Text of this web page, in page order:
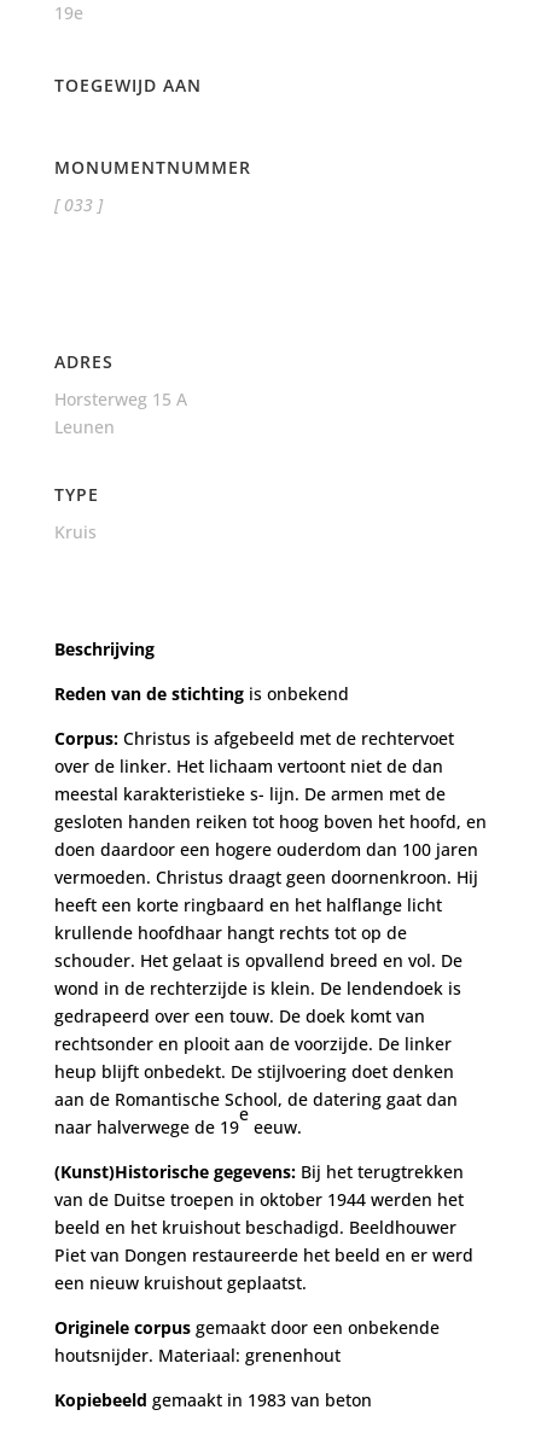
19e
TOEGEWIJD AAN
MONUMENTNUMMER
[ 033 ]
ADRES
Horsterweg 15 A
Leunen
TYPE
Kruis
Beschrijving
Reden van de stichting is onbekend
Corpus: Christus is afgebeeld met de rechtervoet
over de linker. Het lichaam vertoont niet de dan
meestal karakteristieke s- lijn. De armen met de
gesloten handen reiken tot hoog boven het hoofd, en
doen daardoor een hogere ouderdom dan 100 jaren
vermoeden. Christus draagt geen doornenkroon. Hij
heeft een korte ringbaard en het halflange licht
krullende hoofdhaar hangt rechts tot op de
schouder. Het gelaat is opvallend breed en vol. De
wond in de rechterzijde is klein. De lendendoek is
gedrapeerd over een touw. De doek komt van
rechtsonder en plooit aan de voorzijde. De linker
heup blijft onbedekt. De stijlvoering doet denken
aan de Romantische School, de datering gaat dan
naar halverwege de 19
e
eeuw.
(Kunst)Historische gegevens: Bij het terugtrekken
van de Duitse troepen in oktober 1944 werden het
beeld en het kruishout beschadigd. Beeldhouwer
Piet van Dongen restaureerde het beeld en er werd
een nieuw kruishout geplaatst.
Originele corpusgemaakt door een onbekende
houtsnijder. Materiaal: grenenhout
Kopiebeeld gemaakt in 1983 van beton